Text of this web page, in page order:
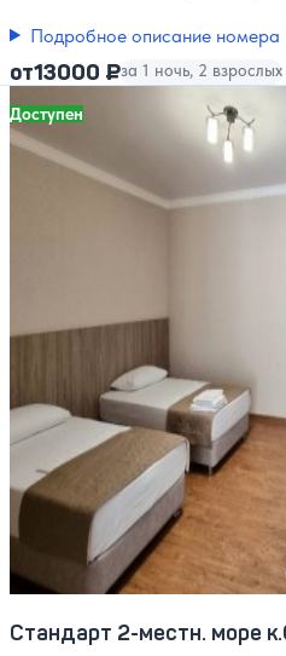
Подробное описание номера
от13000 ₽за 1 ночь, 2 взрослых
Доступен
Стандарт 2-местн. море